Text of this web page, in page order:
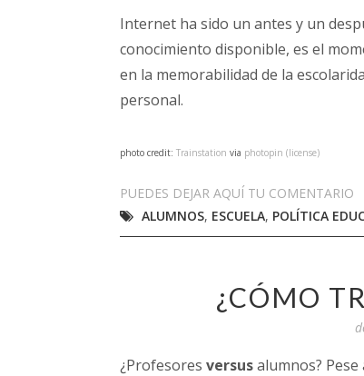
Internet ha sido un antes y un
conocimiento disponible, es el
en la memorabilidad de la
personal.
photo credit: Trainstation via photopin (license)
PUEDES DEJAR AQUÍ TU COMENTARIO
ALUMNOS, ESCUELA, POLÍTICA
¿CÓMO
¿Profesores versusalumnos?